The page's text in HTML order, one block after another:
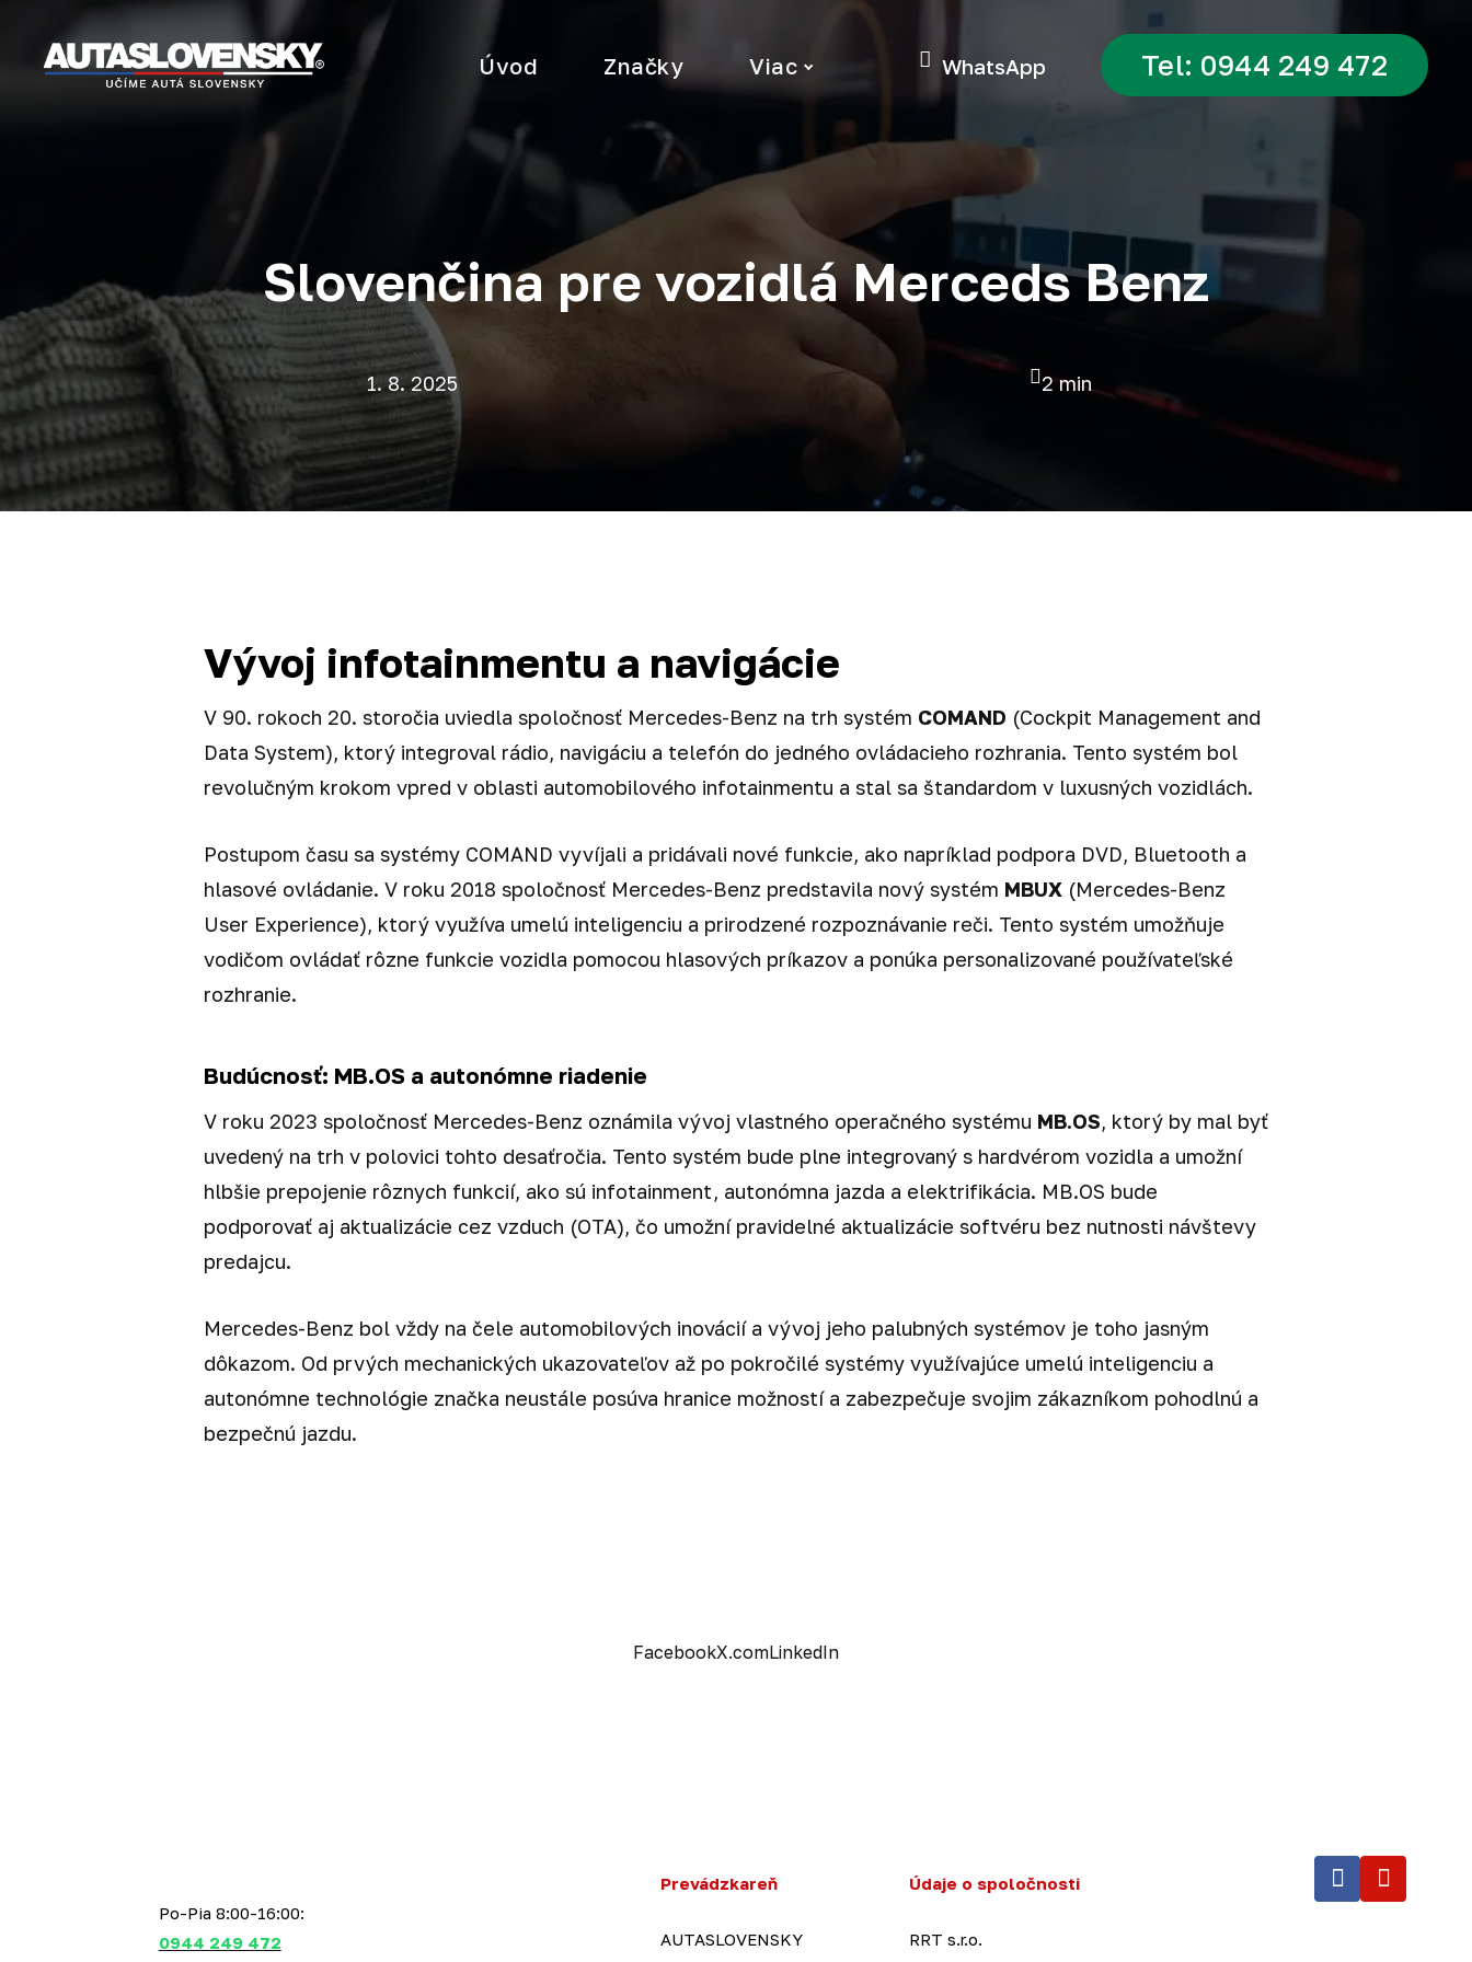
Úvod Značky Viac WhatsApp Tel: 0944 249 472
Slovenčina pre vozidlá Merceds Benz
1. 8. 2025 2 min
Vývoj infotainmentu a navigácie
V 90. rokoch 20. storočia uviedla spoločnosť Mercedes-Benz na trh systém COMAND (Cockpit Management and
Data System), ktorý integroval rádio, navigáciu a telefón do jedného ovládacieho rozhrania. Tento systém bol
revolučným krokom vpred v oblasti automobilového infotainmentu a stal sa štandardom v luxusných vozidlách.
Postupom času sa systémy COMAND vyvíjali a pridávali nové funkcie, ako napríklad podpora DVD, Bluetooth a
hlasové ovládanie. V roku 2018 spoločnosť Mercedes-Benz predstavila nový systém MBUX (Mercedes-Benz
User Experience), ktorý využíva umelú inteligenciu a prirodzené rozpoznávanie reči. Tento systém umožňuje
vodičom ovládať rôzne funkcie vozidla pomocou hlasových príkazov a ponúka personalizované používateľské
rozhranie.
Budúcnosť: MB.OS a autonómne riadenie
V roku 2023 spoločnosť Mercedes-Benz oznámila vývoj vlastného operačného systému MB.OS, ktorý by mal byť
uvedený na trh v polovici tohto desaťročia. Tento systém bude plne integrovaný s hardvérom vozidla a umožní
hlbšie prepojenie rôznych funkcií, ako sú infotainment, autonómna jazda a elektrifikácia. MB.OS bude
podporovať aj aktualizácie cez vzduch (OTA), čo umožní pravidelné aktualizácie softvéru bez nutnosti návštevy
predajcu.
Mercedes-Benz bol vždy na čele automobilových inovácií a vývoj jeho palubných systémov je toho jasným
dôkazom. Od prvých mechanických ukazovateľov až po pokročilé systémy využívajúce umelú inteligenciu a
autonómne technológie značka neustále posúva hranice možností a zabezpečuje svojim zákazníkom pohodlnú a
bezpečnú jazdu.
FacebookX.comLinkedIn
Po-Pia 8:00-16:00:
0944 249 472
Prevádzkareň
AUTASLOVENSKY
Údaje o spoločnosti
RRT s.r.o.